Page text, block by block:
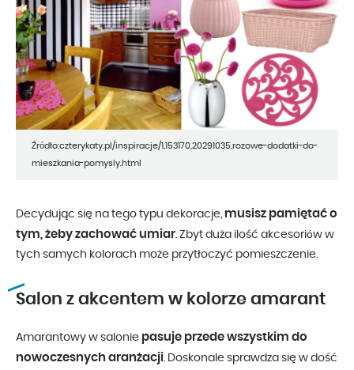
Źródło:czterykaty.pl/inspiracje/1,153170,20291035,rozowe-dodatki-do-
mieszkania-pomysly.html
Decydując się na tego typu dekoracje, musisz pamiętać o
tym, żeby zachować umiar . Zbyt duża ilość akcesoriów w
tych samych kolorach może przytłoczyć pomieszczenie.
Salon z akcentem w kolorze amarant
Amarantowy w salonie pasuje przede wszystkim do
nowoczesnych aranżacji . Doskonale sprawdza się w dość